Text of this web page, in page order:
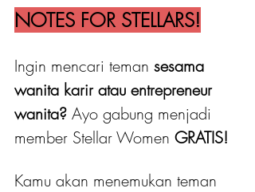
NOTES FOR STELLARS!
Ingin mencari teman sesama
wanita karir atau entrepreneur
wanita? Ayo gabung menjadi
member Stellar Women GRATIS!
Kamu akan menemukan teman